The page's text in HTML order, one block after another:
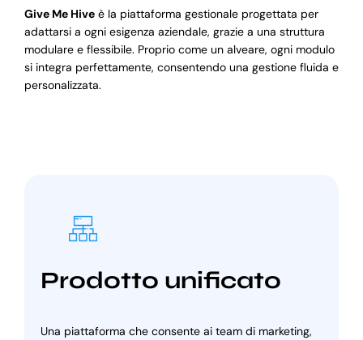
Give Me Hiveè la piattaforma gestionale progettata per
adattarsi a ogni esigenza aziendale, grazie a una struttura
modulare e flessibile. Proprio come un alveare, ogni modulo
si integra perfettamente, consentendo una gestione fluida e
personalizzata.
Prodotto unificato
Una piattaforma che consente ai team di marketing,